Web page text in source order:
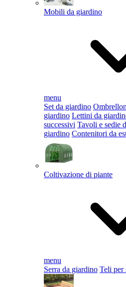
Mobili da giardino
menu
Set da giardino
giardino Lettini da
successivi Tavoli e sedie
giardino Contenitori da
Coltivazione di piante
menu
Serra da giardino Teli per